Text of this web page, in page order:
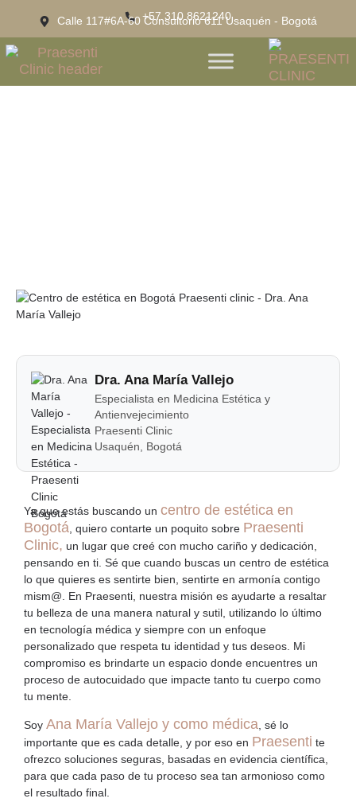
+57 310 8621240
Calle 117#6A-60 Consultorio 611 Usaquén - Bogotá
Dra. Ana María Vallejo
Especialista en Medicina Estética y
Antienvejecimiento
Praesenti Clinic
Usaquén, Bogotá
Ya que estás buscando un centro de estética en
Bogotá , quiero contarte un poquito sobre Praesenti
Clinic, un lugar que creé con mucho cariño y dedicación,
pensando en ti. Sé que cuando buscas un centro de estética
lo que quieres es sentirte bien, sentirte en armonía contigo
mism@.
En Praesenti, nuestra misión es ayudarte a resaltar
tu belleza de una manera natural y sutil , utilizando lo último
en tecnología médica y siempre con un enfoque
personalizado que respeta tu identidad y tus deseos. Mi
compromiso es brindarte un espacio donde encuentres un
proceso de autocuidado que impacte tanto tu cuerpo como
tu mente.
Soy Ana María Vallejo y como médica, sé lo
importante que es cada detalle, y por eso en Praesenti te
ofrezco soluciones seguras, basadas en evidencia científica,
para que cada paso de tu proceso sea tan armonioso como
el resultado final.